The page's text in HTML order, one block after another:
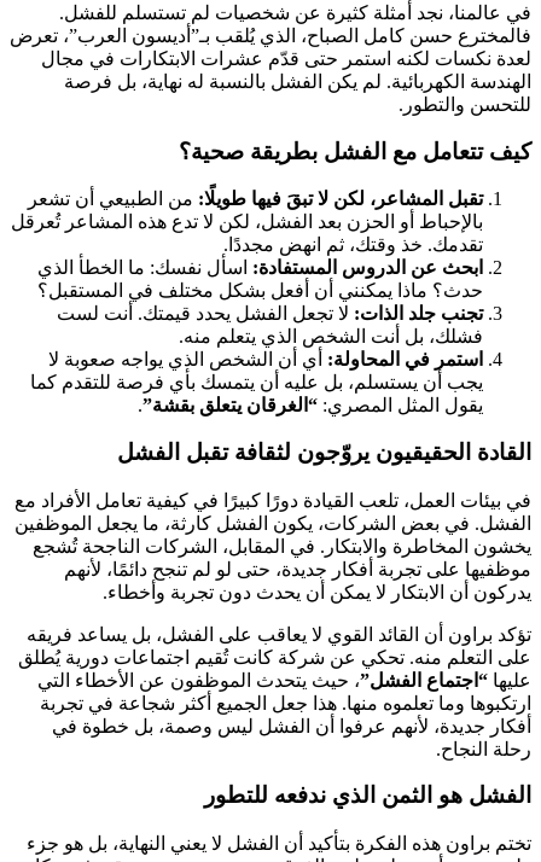
في عالمنا، نجد أمثلة كثيرة عن شخصيات لم تستسلم للفشل.
فالمخترع حسن كامل الصباح، الذي يُلقب بـ”أديسون العرب”، تعرض
لعدة نكسات لكنه استمر حتى قدّم عشرات الابتكارات في مجال
الهندسة الكهربائية. لم يكن الفشل بالنسبة له نهاية، بل فرصة
للتحسن والتطور.
كيف تتعامل مع الفشل بطريقة صحية؟
تقبل المشاعر، لكن لا تبقَ فيها طويلًا: من الطبيعي أن تشعر
بالإحباط أو الحزن بعد الفشل، لكن لا تدع هذه المشاعر تُعرقل
تقدمك. خذ وقتك، ثم انهض مجددًا.
ابحث عن الدروس المستفادة: اسأل نفسك: ما الخطأ الذي
حدث؟ ماذا يمكنني أن أفعل بشكل مختلف في المستقبل؟
تجنب جلد الذات: لا تجعل الفشل يحدد قيمتك. أنت لست
فشلك، بل أنت الشخص الذي يتعلم منه.
استمر في المحاولة: أي أن الشخص الذي يواجه صعوبة لا
يجب أن يستسلم، بل عليه أن يتمسك بأي فرصة للتقدم كما
يقول المثل المصري: “الغرقان يتعلق بقشة”.
القادة الحقيقيون يروّجون لثقافة تقبل الفشل
في بيئات العمل، تلعب القيادة دورًا كبيرًا في كيفية تعامل الأفراد مع
الفشل. في بعض الشركات، يكون الفشل كارثة، ما يجعل الموظفين
يخشون المخاطرة والابتكار. في المقابل، الشركات الناجحة تُشجع
موظفيها على تجربة أفكار جديدة، حتى لو لم تنجح دائمًا، لأنهم
يدركون أن الابتكار لا يمكن أن يحدث دون تجربة وأخطاء.
تؤكد براون أن القائد القوي لا يعاقب على الفشل، بل يساعد فريقه
على التعلم منه. تحكي عن شركة كانت تُقيم اجتماعات دورية يُطلق
عليها “اجتماع الفشل”، حيث يتحدث الموظفون عن الأخطاء التي
ارتكبوها وما تعلموه منها. هذا جعل الجميع أكثر شجاعة في تجربة
أفكار جديدة، لأنهم عرفوا أن الفشل ليس وصمة، بل خطوة في
رحلة النجاح.
الفشل هو الثمن الذي ندفعه للتطور
تختم براون هذه الفكرة بتأكيد أن الفشل لا يعني النهاية، بل هو جزء